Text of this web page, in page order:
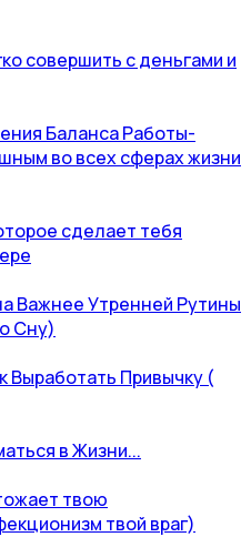
совершить с деньгами и
Баланса Работы-
во всех сферах жизни
сделает тебя
Важнее Утренней Рутины
Сну)
Выработать Привычку (
в Жизни...
твою
твой враг)